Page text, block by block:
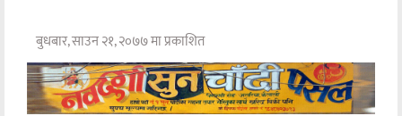
बुधबार, साउन २१, २०७७ मा प्रकाशित